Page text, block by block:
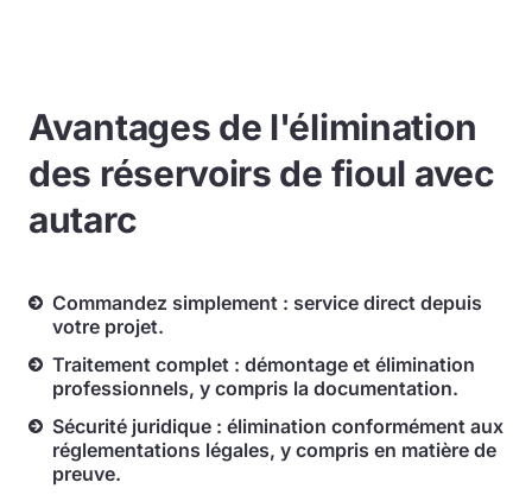
Avantages de l'élimination
des réservoirs de fioul avec
autarc
Commandez simplement : service direct depuis
votre projet.
Traitement complet : démontage et élimination
professionnels, y compris la documentation.
Sécurité juridique : élimination conformément aux
réglementations légales, y compris en matière de
preuve.